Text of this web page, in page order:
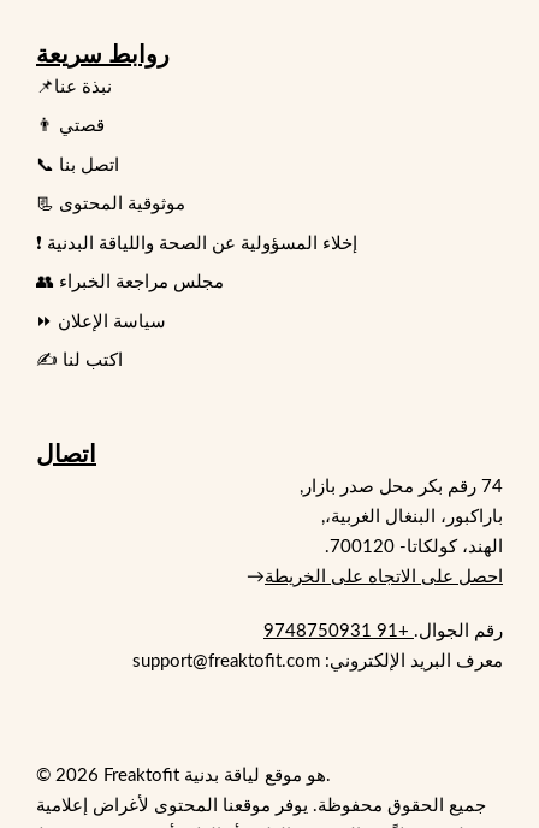
روابط سريعة
📌نبذة عنا
👨 قصتي
📞 اتصل بنا
📃 موثوقية المحتوى
❗ إخلاء المسؤولية عن الصحة واللياقة البدنية
👥 مجلس مراجعة الخبراء
⏩ سياسة الإعلان
✍️ اكتب لنا
اتصال
74 رقم بكر محل صدر بازار,
باراكبور، البنغال الغربية،,
الهند، كولكاتا- 700120.
احصل على الاتجاه على الخريطة→
رقم الجوال. +91 9748750931
معرف البريد الإلكتروني: support@freaktofit.com
© 2026 Freaktofit هو موقع لياقة بدنية.
جميع الحقوق محفوظة. يوفر موقعنا المحتوى لأغراض إعلامية